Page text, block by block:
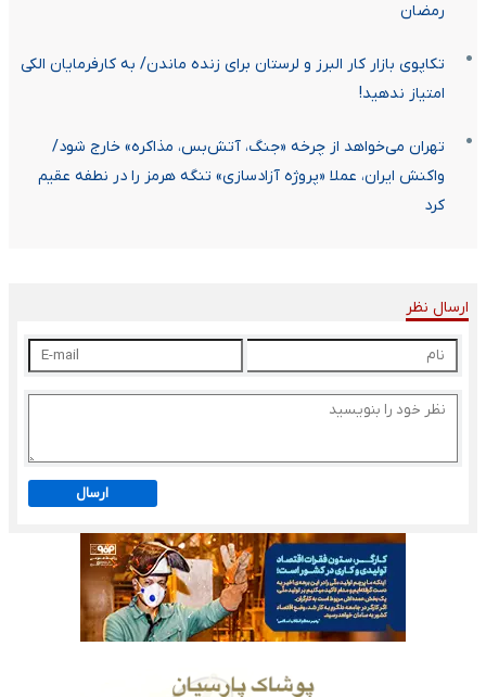
رمضان
تکاپوی بازار کار البرز و لرستان برای زنده ماندن/ به کارفرمایان الکی
امتیاز ندهید!
تهران می‌خواهد از چرخه «جنگ، آتش‌بس، مذاکره» خارج شود/
واکنش ایران، عملا «پروژه آزادسازی» تنگه هرمز را در نطفه عقیم
کرد
ارسال نظر
ارسال